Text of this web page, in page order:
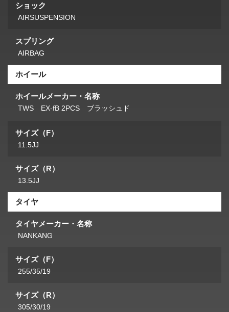
ショック
AIRSUSPENSION
スプリング
AIRBAG
ホイール
ホイールメーカー・名称
TWS EX-fB 2PCS ブラッシュド
サイズ（F）
11.5JJ
サイズ（R）
13.5JJ
タイヤ
タイヤメーカー・名称
NANKANG
サイズ（F）
255/35/19
サイズ（R）
305/30/19